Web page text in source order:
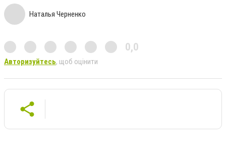
Наталья Черненко
0,0
Авторизуйтесь, щоб оцінити